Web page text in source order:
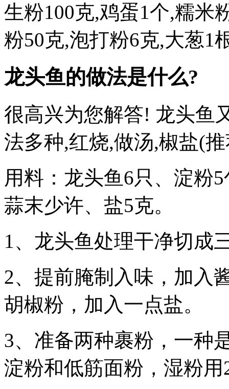
生粉100克,鸡蛋1个,糯米
粉50克,泡打粉6克,大葱1
龙头鱼的做法是什么?
很高兴为您解答! 龙头鱼
法多种,红烧,做汤,椒盐(
用料：龙头鱼6只、淀粉
蒜末少许、盐5克。
1、龙头鱼处理干净切成
2、提前腌制入味，加入
胡椒粉，加入一点盐。
3、准备两种裹粉，一种
淀粉和低筋面粉，湿粉